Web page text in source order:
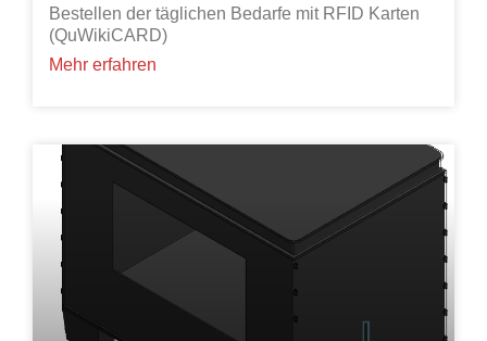
Bestellen der täglichen Bedarfe mit RFID Karten
(QuWikiCARD)
Mehr erfahren